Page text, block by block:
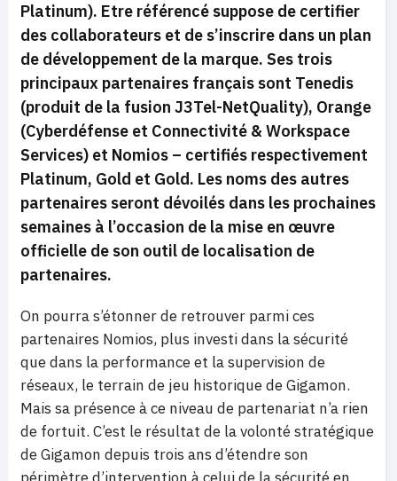
Platinum). Etre référencé suppose de certifier
des collaborateurs et de s’inscrire dans un plan
de développement de la marque. Ses trois
principaux partenaires français sont Tenedis
(produit de la fusion J3Tel-NetQuality), Orange
(Cyberdéfense et Connectivité & Workspace
Services) et Nomios – certifiés respectivement
Platinum, Gold et Gold. Les noms des autres
partenaires seront dévoilés dans les prochaines
semaines à l’occasion de la mise en œuvre
officielle de son outil de localisation de
partenaires.
On pourra s’étonner de retrouver parmi ces
partenaires Nomios, plus investi dans la sécurité
que dans la performance et la supervision de
réseaux, le terrain de jeu historique de Gigamon.
Mais sa présence à ce niveau de partenariat n’a rien
de fortuit. C’est le résultat de la volonté stratégique
de Gigamon depuis trois ans d’étendre son